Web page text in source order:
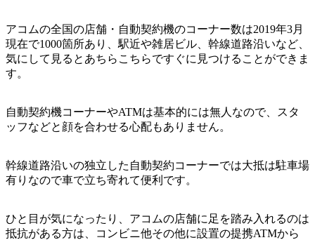
アコムの全国の店舗・自動契約機のコーナー数は2019年3月
現在で1000箇所あり、駅近や雑居ビル、幹線道路沿いなど、
気にして見るとあちらこちらですぐに見つけることができま
す。
自動契約機コーナーやATMは基本的には無人なので、スタ
ッフなどと顔を合わせる心配もありません。
幹線道路沿いの独立した自動契約コーナーでは大抵は駐車場
有りなので車で立ち寄れて便利です。
ひと目が気になったり、アコムの店舗に足を踏み入れるのは
抵抗がある方は、コンビニ他その他に設置の提携ATMから